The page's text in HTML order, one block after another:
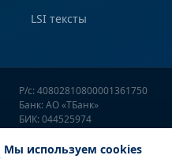
LSI тексты
Р/с: 40802810800001361750
Банк: АО «ТБанк»
БИК: 044525974
Мы используем cookies